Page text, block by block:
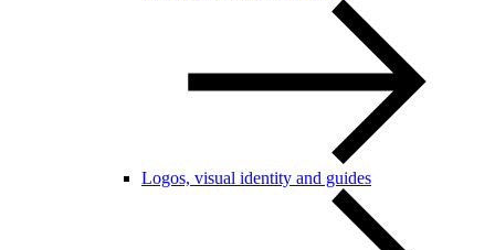
Logos, visual identity and guides